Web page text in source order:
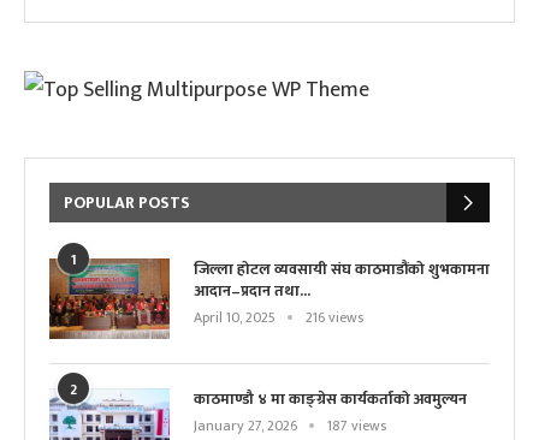
POPULAR POSTS
1
जिल्ला होटल व्यवसायी संघ काठमाडौंको शुभकामना
आदान–प्रदान तथा...
April 10, 2025 216 views
2 काठमाण्डौ ४ मा काङ्ग्रेस कार्यकर्ताको अवमुल्यन
January 27, 2026 187 views